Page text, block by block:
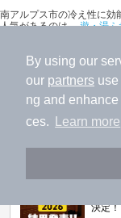
By using our
our partners
ng and
ces.
Learn more
南アルプス市の冷え性に効
人気があるのは、遊・湯
第
全国
気施
ニフ
おふ
決定！